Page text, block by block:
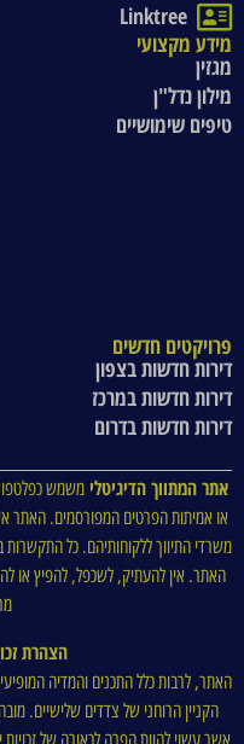
Linktree
מידע מקצועי
מגזין
מילון נדל"ן
טיפים שימושיים
פרויקטים חדשים
דירות חדשות בצפון
דירות חדשות במרכז
דירות חדשות בדרום
אתר המתווך הדיגיטלימשמש
או אמיתות הפרטים המפורסמים. האתר
משרדי התיווך ללקוחותיהם. כל
האתר. אין להעתיק, לשכפל, להפיץ או
הצהרת
האתר, לרבות כלל התכנים והמדיה
הקניין הרוחני של צדדים שלישיים.
אשר עשוי להוות הפרה לכאורה של